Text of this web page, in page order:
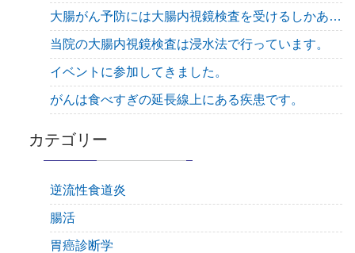
大腸がん予防には大腸内視鏡検査を受けるしかありません！
当院の大腸内視鏡検査は浸水法で行っています。
イベントに参加してきました。
がんは食べすぎの延長線上にある疾患です。
カテゴリー
逆流性食道炎
腸活
胃癌診断学